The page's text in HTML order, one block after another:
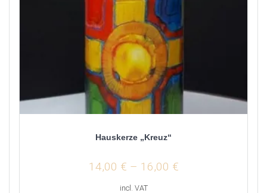
Hauskerze „Kreuz“
14,00 € – 16,00 €
incl. VAT